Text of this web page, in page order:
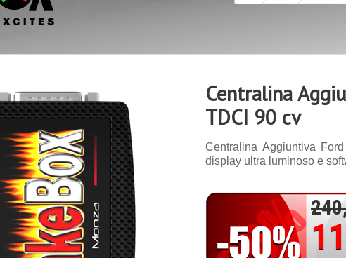
Centralina
TDCI 90 cv
Centralina Aggiuntiva
display ultra luminoso e